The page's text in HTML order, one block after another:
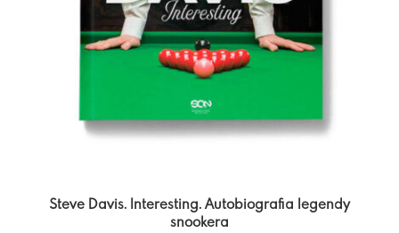
Steve Davis. Interesting. Autobiografia legendy
snookera